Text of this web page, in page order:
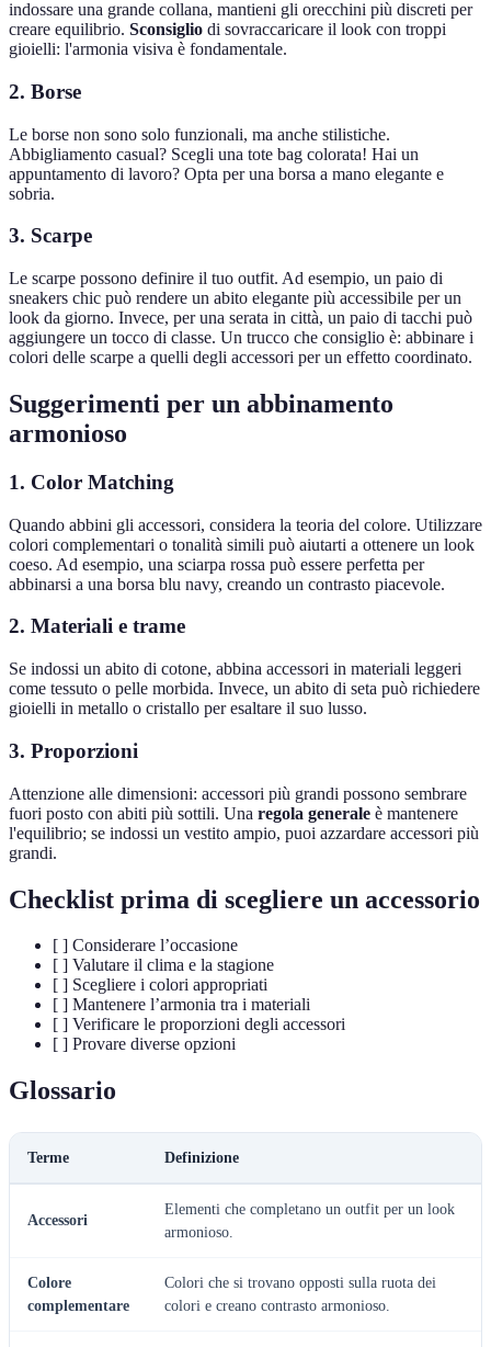
indossare una grande collana, mantieni gli orecchini più discreti per
creare equilibrio. Sconsiglio di sovraccaricare il look con troppi
gioielli: l'armonia visiva è fondamentale.
2. Borse
Le borse non sono solo funzionali, ma anche stilistiche.
Abbigliamento casual? Scegli una tote bag colorata! Hai un
appuntamento di lavoro? Opta per una borsa a mano elegante e
sobria.
3. Scarpe
Le scarpe possono definire il tuo outfit. Ad esempio, un paio di
sneakers chic può rendere un abito elegante più accessibile per un
look da giorno. Invece, per una serata in città, un paio di tacchi può
aggiungere un tocco di classe. Un trucco che consiglio è: abbinare i
colori delle scarpe a quelli degli accessori per un effetto coordinato.
Suggerimenti per un abbinamento
armonioso
1. Color Matching
Quando abbini gli accessori, considera la teoria del colore. Utilizzare
colori complementari o tonalità simili può aiutarti a ottenere un look
coeso. Ad esempio, una sciarpa rossa può essere perfetta per
abbinarsi a una borsa blu navy, creando un contrasto piacevole.
2. Materiali e trame
Se indossi un abito di cotone, abbina accessori in materiali leggeri
come tessuto o pelle morbida. Invece, un abito di seta può richiedere
gioielli in metallo o cristallo per esaltare il suo lusso.
3. Proporzioni
Attenzione alle dimensioni: accessori più grandi possono sembrare
fuori posto con abiti più sottili. Una regola generale è mantenere
l'equilibrio; se indossi un vestito ampio, puoi azzardare accessori più
grandi.
Checklist prima di scegliere un accessorio
[ ] Considerare l’occasione
[ ] Valutare il clima e la stagione
[ ] Scegliere i colori appropriati
[ ] Mantenere l’armonia tra i materiali
[ ] Verificare le proporzioni degli accessori
[ ] Provare diverse opzioni
Glossario
Terme Definizione
Accessori
Elementi che completano un outfit per un look
armonioso.
Colore
complementare
Colori che si trovano opposti sulla ruota dei
colori e creano contrasto armonioso.